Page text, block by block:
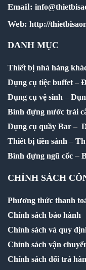
Email:
Web: http://
DANH MỤC
Thiết bị nhà hàng
Dụng cụ tiệc buffet –
Dụng cụ vệ sinh –
Bình đựng nước trái
Dụng cụ quầy Bar –
Thiết bị tiền sảnh –
Bình đựng ngũ cốc –
CHÍNH SÁCH
Phương thức thanh
Chính sách bảo hành
Chính sách và quy
Chính sách vận
Chính sách đổi trả